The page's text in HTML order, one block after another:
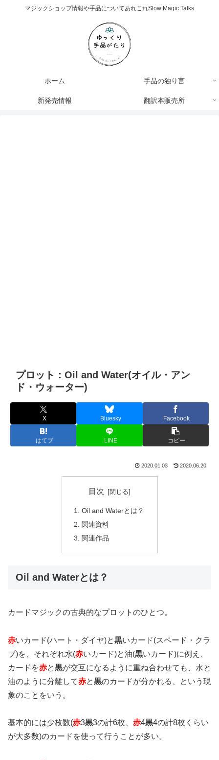
マジックショップ情報や手品についてあれこれSlow Magic Talks
ホーム 手品の独り言
新発売情報 翻訳本販売所
プロット：Oil and Water(オイル・アン
ド・ウォーター)
X Bluesky Facebook
はてブ LINE コピー
2020.01.03 2020.06.20
目次
Oil and Waterとは？
関連資料
関連作品
Oil and Waterとは？
カードマジックの古典的なプロットのひとつ。
赤いカード(ハート・ダイヤ)と黒いカード(スペード・クラ
ブ)を、それぞれ水(赤いカード)と油(黒いカード)に例え、
カードを赤と黒が交互になるように重ね合わせても、水と
油のように分離して赤と黒のカードが分かれる、という現
象のことをいう。
基本的には少枚数(赤3黒3の計6枚、 赤4黒4の計8枚くらい
が大多数)のカードを使って行うことが多い。